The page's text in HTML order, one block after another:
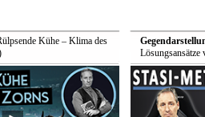
Kühe – Klima des
Lösungsansätze